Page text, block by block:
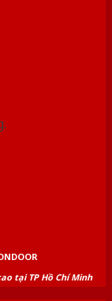
tại TP Hồ Chí Minh